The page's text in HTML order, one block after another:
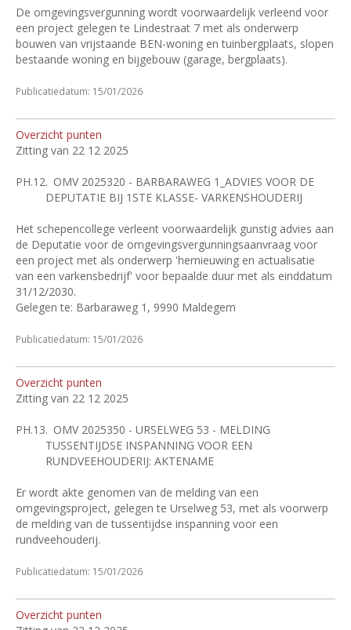
De omgevingsvergunning wordt voorwaardelijk verleend voor
een project gelegen te Lindestraat 7 met als onderwerp
bouwen van vrijstaande BEN-woning en tuinbergplaats, slopen
bestaande woning en bijgebouw (garage, bergplaats).
Publicatiedatum: 15/01/2026
Overzicht punten
Zitting van 22 12 2025
PH.12. OMV 2025320 - BARBARAWEG 1_ADVIES VOOR DE
DEPUTATIE BIJ 1STE KLASSE- VARKENSHOUDERIJ
Het schepencollege verleent voorwaardelijk gunstig advies aan
de Deputatie voor de omgevingsvergunningsaanvraag voor
een project met als onderwerp 'hernieuwing en actualisatie
van een varkensbedrijf' voor bepaalde duur met als einddatum
31/12/2030.
Gelegen te: Barbaraweg 1, 9990 Maldegem
Publicatiedatum: 15/01/2026
Overzicht punten
Zitting van 22 12 2025
PH.13. OMV 2025350 - URSELWEG 53 - MELDING
TUSSENTIJDSE INSPANNING VOOR EEN
RUNDVEEHOUDERIJ: AKTENAME
Er wordt akte genomen van de melding van een
omgevingsproject, gelegen te Urselweg 53, met als voorwerp
de melding van de tussentijdse inspanning voor een
rundveehouderij.
Publicatiedatum: 15/01/2026
Overzicht punten